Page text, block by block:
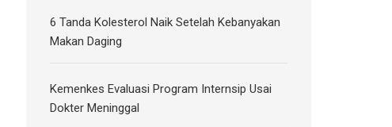
6 Tanda Kolesterol Naik Setelah Kebanyakan
Makan Daging
Kemenkes Evaluasi Program Internsip Usai
Dokter Meninggal